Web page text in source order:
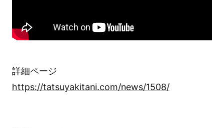
詳細ページ
https://tatsuyakitani.com/news/1508/